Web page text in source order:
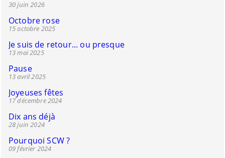
30 juin 2026
Octobre rose
15 octobre 2025
Je suis de retour... ou presque
13 mai 2025
Pause
13 avril 2025
Joyeuses fêtes
17 décembre 2024
Dix ans déjà
28 juin 2024
Pourquoi SCW ?
09 février 2024